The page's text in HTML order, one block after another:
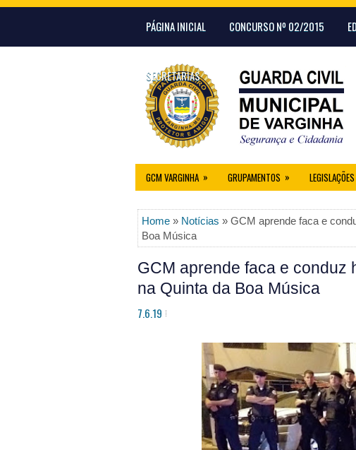
PÁGINA INICIAL CONCURSO Nº 02/2015
SECRETARIAS
GCM VARGINHA » GRUPAMENTOS » LEGISLAÇÕES
Home » Notícias » GCM aprende faca e
Boa Música
GCM aprende faca e conduz
na Quinta da Boa Música
7.6.19